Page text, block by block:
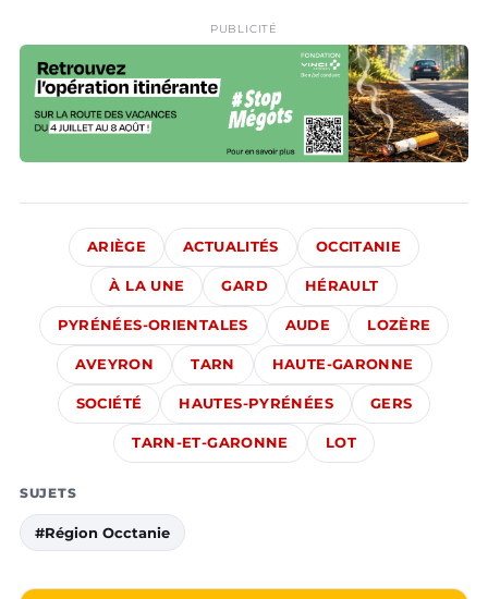
PUBLICITÉ
ARIÈGE ACTUALITÉS OCCITANIE
À LA UNE GARD HÉRAULT
PYRÉNÉES-ORIENTALES AUDE LOZÈRE
AVEYRON TARN HAUTE-GARONNE
SOCIÉTÉ HAUTES-PYRÉNÉES GERS
TARN-ET-GARONNE LOT
SUJETS
#Région Occtanie